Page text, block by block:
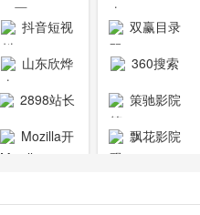
抖音短视
频
山东欣烨
化工有限公
2898站长
资源平台
Mozilla开
生物科技有
双赢目录
360搜索
策驰影院
飘花影院